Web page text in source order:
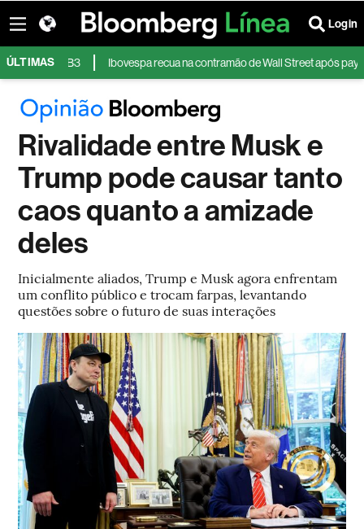
Login
ÚLTIMAS
da B3 Ibovespa recua na contramão de Wall Street após payroll
Rivalidade entre Musk e
Trump pode causar tanto
caos quanto a amizade
deles
Inicialmente aliados, Trump e Musk agora enfrentam
um conflito público e trocam farpas, levantando
questões sobre o futuro de suas interações